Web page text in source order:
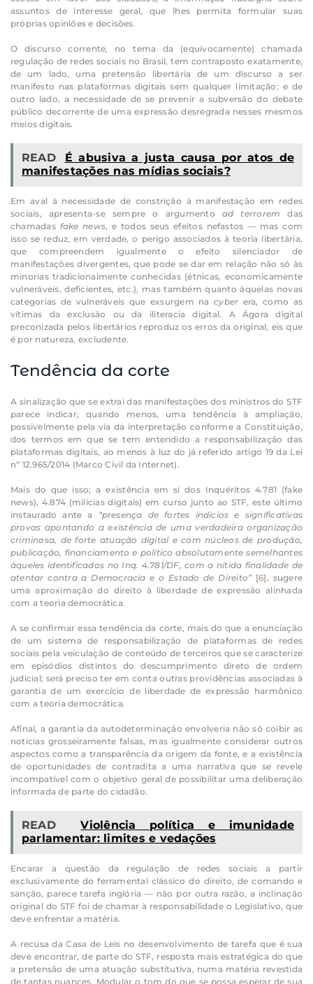
assuntos de interesse geral, que lhes permita formular suas
próprias opiniões e decisões.
O discurso corrente, no tema da (equivocamente) chamada
regulação de redes sociais no Brasil, tem contraposto exatamente,
de um lado, uma pretensão libertária de um discurso a ser
manifesto nas plataformas digitais sem qualquer limitação; e de
outro lado, a necessidade de se prevenir a subversão do debate
público decorrente de uma expressão desregrada nesses mesmos
meios digitais.
READ
É abusiva a justa causa por atos de
manifestações nas mídias sociais?
Em aval à necessidade de constrição à manifestação em redes
sociais, apresenta-se sempre o argumento ad terrorem das
chamadas fake news, e todos seus efeitos nefastos — mas com
isso se reduz, em verdade, o perigo associados à teoria libertária,
que compreendem igualmente o efeito silenciador de
manifestações divergentes, que pode se dar em relação não só às
minorias tradicionalmente conhecidas (étnicas, economicamente
vulneráveis, deficientes, etc.), mas também quanto àquelas novas
categorias de vulneráveis que exsurgem nacyber era, como as
vítimas da exclusão ou da iliteracia digital. A Ágora digital
preconizada pelos libertários reproduz os erros da original, eis que
é por natureza, excludente.
Tendência da corte
A sinalização que se extrai das manifestações dos ministros do STF
parece indicar, quando menos, uma tendência à ampliação,
possivelmente pela via da interpretação conforme a Constituição,
dos termos em que se tem entendido a responsabilização das
plataformas digitais, ao menos à luz do já referido artigo 19 da Lei
nº 12.965/2014 (Marco Civil da Internet).
Mais do que isso; a existência em si dos Inquéritos 4.781 (fake
news), 4.874 (milícias digitais) em curso junto ao STF, este último
instaurado ante a “presença de fortes indícios e significativas
provas apontando a existência de uma verdadeira organização
criminosa, de forte atuação digital e com núcleos de produção,
publicação, financiamento e político absolutamente semelhantes
àqueles identificados no Inq. 4.781/DF, com a nítida finalidade de
atentar contra a Democracia e o Estado de Direito” [6] , sugere
uma aproximação do direito à liberdade de expressão alinhada
com a teoria democrática.
A se confirmar essa tendência da corte, mais do que a enunciação
de um sistema de responsabilização de plataformas de redes
sociais pela veiculação de conteúdo de terceiros que se caracterize
em episódios distintos do descumprimento direto de ordem
judicial; será preciso ter em conta outras providências associadas à
garantia de um exercício de liberdade de expressão harmônico
com a teoria democrática.
Afinal, a garantia da autodeterminação envolveria não só coibir as
notícias grosseiramente falsas, mas igualmente considerar outros
aspectos como a transparência da origem da fonte, e a existência
de oportunidades de contradita a uma narrativa que se revele
incompatível com o objetivo geral de possibilitar uma deliberação
informada de parte do cidadão.
READ
Violência política e imunidade
parlamentar: limites e vedações
Encarar a questão da regulação de redes sociais a partir
exclusivamente do ferramental clássico do direito, de comando e
sanção, parece tarefa inglória — não por outra razão, a inclinação
original do STF foi de chamar à responsabilidade o Legislativo, que
deve enfrentar a matéria.
A recusa da Casa de Leis no desenvolvimento de tarefa que é sua
deve encontrar, de parte do STF, resposta mais estratégica do que
a pretensão de uma atuação substitutiva, numa matéria revestida
de tantas nuances. Modular o tom do que se possa esperar de sua